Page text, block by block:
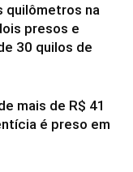
quilômetros na
presos e
30 quilos de
mais de R$ 41
é preso em